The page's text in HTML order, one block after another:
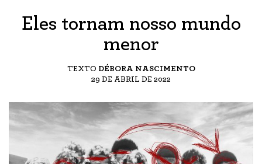
Eles tornam nosso mundo
menor
TEXTO DÉBORA NASCIMENTO
29 DE ABRIL DE 2022